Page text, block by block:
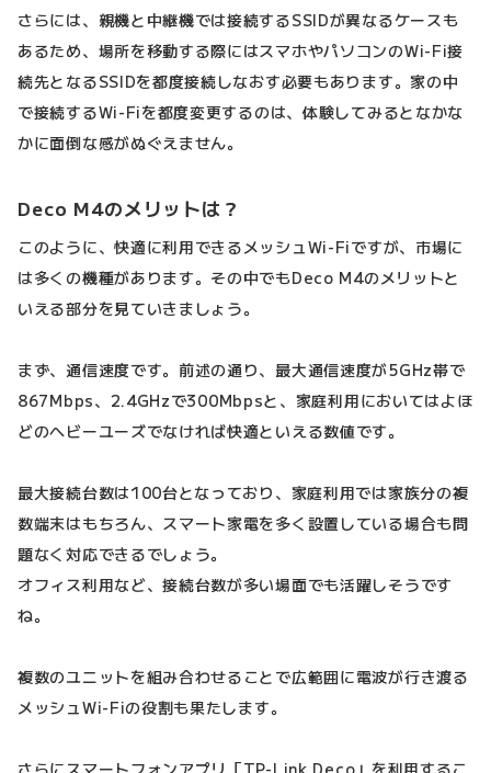
さらには、親機と中継機では接続するSSIDが異なるケースも
あるため、場所を移動する際にはスマホやパソコンのWi-Fi接
続先となるSSIDを都度接続しなおす必要もあります。家の中
で接続するWi-Fiを都度変更するのは、体験してみるとなかな
かに面倒な感がぬぐえません。
Deco M4のメリットは？
このように、快適に利用できるメッシュWi-Fiですが、市場に
は多くの機種があります。その中でもDeco M4のメリットと
いえる部分を見ていきましょう。
まず、通信速度です。前述の通り、最大通信速度が5GHz帯で
867Mbps、2.4GHzで300Mbpsと、家庭利用においてはよほ
どのヘビーユーズでなければ快適といえる数値です。
最大接続台数は100台となっており、家庭利用では家族分の複
数端末はもちろん、スマート家電を多く設置している場合も問
題なく対応できるでしょう。
オフィス利用など、接続台数が多い場面でも活躍しそうです
ね。
複数のユニットを組み合わせることで広範囲に電波が行き渡る
メッシュWi-Fiの役割も果たします。